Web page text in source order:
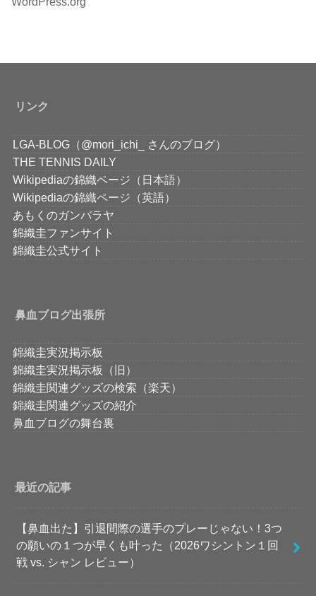
リンク
LGA-BLOG（@mori_ichi_ さんのブログ）
THE TENNIS DAILY
Wikipediaの錦織ページ（日本語）
Wikipediaの錦織ページ（英語）
あもくのガンバラヤ
錦織圭ファンサイト
錦織圭公式サイト
鼻血ブログ出張所
錦織圭実況掲示板
錦織圭実況掲示板（旧）
錦織圭関連グッズの検索（楽天）
錦織圭関連グッズの紹介
鼻血ブログの舞台裏
最近の記事
【鼻血出た】引退間際の選手のプレーじゃない！3つ
の願いの１つが早くも叶った（2026ワシントン１回
戦 vs. シャン レビュー）